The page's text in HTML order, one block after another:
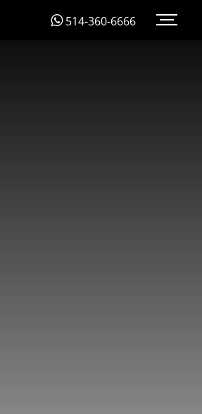
514-360-6666